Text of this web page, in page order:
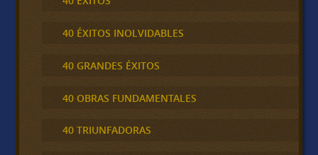
40 ÉXITOS INOLVIDABLES
40 GRANDES ÉXITOS
40 OBRAS FUNDAMENTALES
40 TRIUNFADORAS